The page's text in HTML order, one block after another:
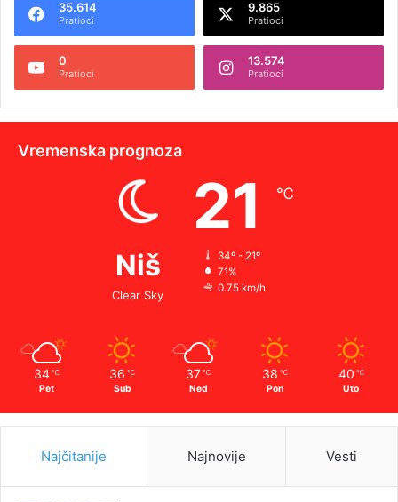
35.614
Pratioci
9.865
Pratioci
0
Pratioci
13.574
Pratioci
Vremenska prognoza
Niš
Clear Sky
21 ℃
34º - 21º
71%
0.75 km/h
34 ℃
Pet
36 ℃
Sub
37 ℃
Ned
38 ℃
Pon
40 ℃
Uto
Najčitanije Najnovije Vesti